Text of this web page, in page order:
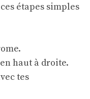
étapes simples
haut à droite.
tes